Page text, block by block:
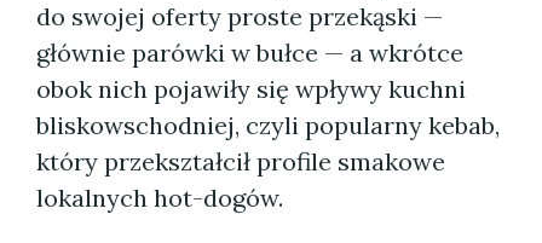
do swojej oferty proste przekąski —
głównie parówki w bułce — a wkrótce
obok nich pojawiły się wpływy kuchni
bliskowschodniej, czyli popularny kebab,
który przekształcił profile smakowe
lokalnych hot-dogów.